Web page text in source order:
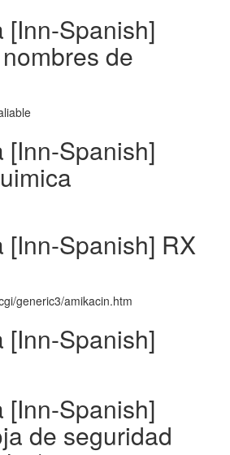
[Inn-Spanish]
de
[Inn-Spanish]
[Inn-Spanish] RX
generic3/amikacin.htm
[Inn-Spanish]
[Inn-Spanish]
de seguridad